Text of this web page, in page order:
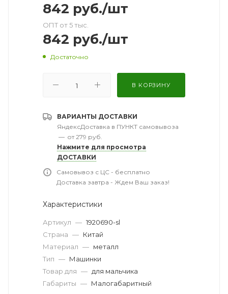
842 руб./шт
ОПТ от 5 тыс.
842 руб./шт
Достаточно
В КОРЗИНУ
ВАРИАНТЫ ДОСТАВКИ
ЯндексДоставка в ПУНКТ самовывоза
— от 279 руб.
Нажмите для просмотра
ДОСТАВКИ
Самовывоз с ЦС - бесплатно
Доставка завтра - Ждем Ваш заказ!
Характеристики
Артикул — 1920690-sl
Страна — Китай
Материал — металл
Тип — Машинки
Товар для — для мальчика
Габариты — Малогабаритный